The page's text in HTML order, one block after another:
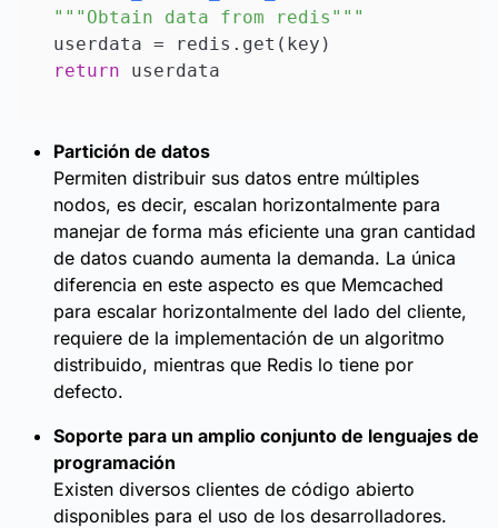
"" "Obtain data from redis" ""
return
Partición de datos
Permiten distribuir sus datos entre múltiples
nodos, es decir, escalan horizontalmente para
manejar de forma más eficiente una gran cantidad
de datos cuando aumenta la demanda. La única
diferencia en este aspecto es que Memcached
para escalar horizontalmente del lado del cliente,
requiere de la implementación de un algoritmo
distribuido, mientras que Redis lo tiene por
defecto.
Soporte para un amplio conjunto de lenguajes de
programación
Existen diversos clientes de código abierto
disponibles para el uso de los desarrolladores.